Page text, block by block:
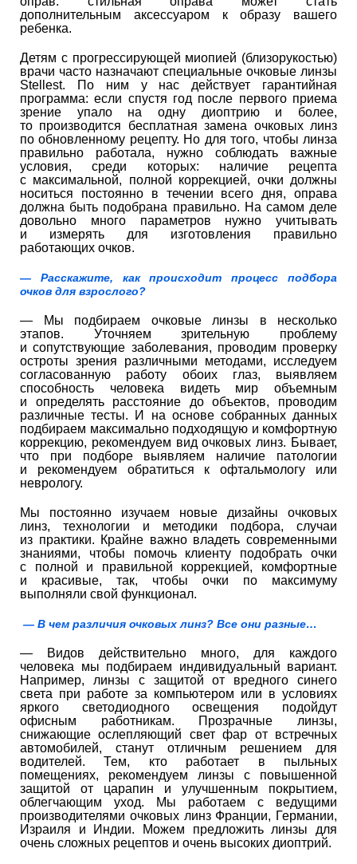
дополнительным аксессуаром к образу вашего
ребенка.
Детям с прогрессирующей миопией (близорукостью)
врачи часто назначают специальные очковые линзы
Stellest. По ним у нас действует гарантийная
программа: если спустя год после первого приема
зрение упало на одну диоптрию и более,
то производится бесплатная замена очковых линз
по обновленному рецепту. Но для того, чтобы линза
правильно работала, нужно соблюдать важные
условия, среди которых: наличие рецепта
с максимальной, полной коррекцией, очки должны
носиться постоянно в течении всего дня, оправа
должна быть подобрана правильно. На самом деле
довольно много параметров нужно учитывать
и измерять для изготовления правильно
работающих очков.
— Расскажите, как происходит процесс подбора
очков для взрослого?
— Мы подбираем очковые линзы в несколько
этапов. Уточняем зрительную проблему
и сопутствующие заболевания, проводим проверку
остроты зрения различными методами, исследуем
согласованную работу обоих глаз, выявляем
способность человека видеть мир объемным
и определять расстояние до объектов, проводим
различные тесты. И на основе собранных данных
подбираем максимально подходящую и комфортную
коррекцию, рекомендуем вид очковых линз. Бывает,
что при подборе выявляем наличие патологии
и рекомендуем обратиться к офтальмологу или
неврологу.
Мы постоянно изучаем новые дизайны очковых
линз, технологии и методики подбора, случаи
из практики. Крайне важно владеть современными
знаниями, чтобы помочь клиенту подобрать очки
с полной и правильной коррекцией, комфортные
и красивые, так, чтобы очки по максимуму
выполняли свой функционал.
— В чем различия очковых линз? Все они разные…
— Видов действительно много, для каждого
человека мы подбираем индивидуальный вариант.
Например, линзы с защитой от вредного синего
света при работе за компьютером или в условиях
яркого светодиодного освещения подойдут
офисным работникам. Прозрачные линзы,
снижающие ослепляющий свет фар от встречных
автомобилей, станут отличным решением для
водителей. Тем, кто работает в пыльных
помещениях, рекомендуем линзы с повышенной
защитой от царапин и улучшенным покрытием,
облегчающим уход. Мы работаем с ведущими
производителями очковых линз Франции, Германии,
Израиля и Индии. Можем предложить линзы для
очень сложных рецептов и очень высоких диоптрий.